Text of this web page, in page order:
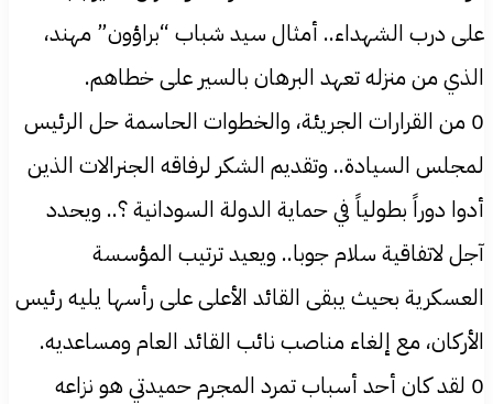
على درب الشهداء.. أمثال سيد شباب “براؤون” مهند،
الذي من منزله تعهد البرهان بالسير على خطاهم.
0 من القرارات الجريئة، والخطوات الحاسمة حل الرئيس
لمجلس السيادة.. وتقديم الشكر لرفاقه الجنرالات الذين
أدوا دوراً بطولياً في حماية الدولة السودانية ؟.. ويحدد
آجل لاتفاقية سلام جوبا.. ويعيد ترتيب المؤسسة
العسكرية بحيث يبقى القائد الأعلى على رأسها يليه رئيس
الأركان، مع إلغاء مناصب نائب القائد العام ومساعديه.
0 لقد كان أحد أسباب تمرد المجرم حميدتي هو نزاعه